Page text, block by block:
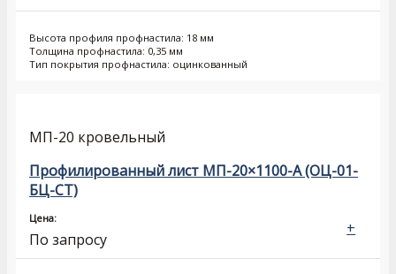
Высота профиля профнастила: 18 мм
Толщина профнастила: 0,35 мм
Тип покрытия профнастила: оцинкованный
МП-20 кровельный
Профилированный лист МП-20×1100-A (ОЦ-01-
БЦ-СТ)
Цена:
По запросу
+